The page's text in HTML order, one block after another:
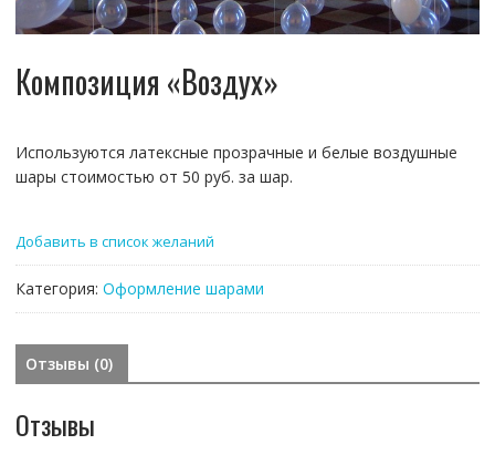
Композиция «Воздух»
Используются латексные прозрачные и белые воздушные
шары стоимостью от 50 руб. за шар.
Добавить в список желаний
Категория: Оформление шарами
Отзывы (0)
Отзывы